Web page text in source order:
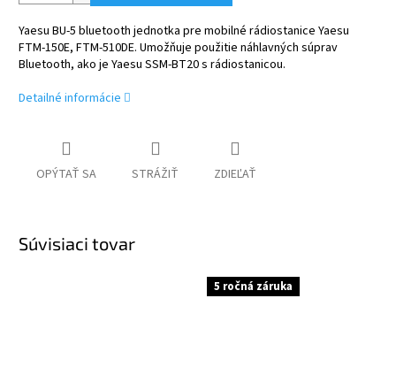
Yaesu BU-5 bluetooth jednotka pre mobilné rádiostanice Yaesu
FTM-150E, FTM-510DE. Umožňuje použitie náhlavných súprav
Bluetooth, ako je Yaesu SSM-BT20 s rádiostanicou.
Detailné informácie
OPÝTAŤ SA STRÁŽIŤ ZDIEĽAŤ
Súvisiaci tovar
5 ročná záruka